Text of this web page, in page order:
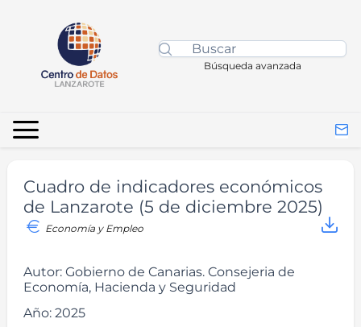
Búsqueda avanzada
Cuadro de indicadores económicos
de Lanzarote (5 de diciembre 2025)
Economía y Empleo
Autor: Gobierno de Canarias. Consejeria de
Economía, Hacienda y Seguridad
Año: 2025